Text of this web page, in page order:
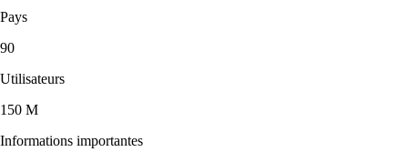
Pays
90
Utilisateurs
150 M
Informations importantes